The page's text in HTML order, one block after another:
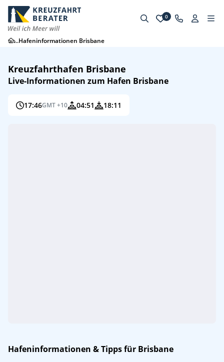
0
...Hafeninformationen Brisbane
Kreuzfahrthafen Brisbane
Live-Informationen zum Hafen Brisbane
17:46GMT +10 04:51 18:11
Hafeninformationen & Tipps für Brisbane